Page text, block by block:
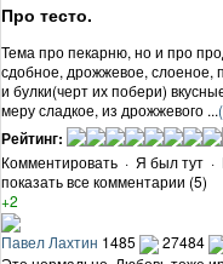
Про тесто.
Тема про пекарню, но и про
сдобное, дрожжевое,
и булки(черт их побери)
меру сладкое, из дрожжевого ...
Рейтинг:
Комментировать · Я был тут ·
показать все комментарии (5)
+2
Павел Лахтин 1485
27484